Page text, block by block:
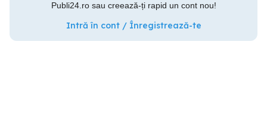
Publi24.ro sau creează-ți rapid un cont nou!
Intră în cont / Înregistrează-te